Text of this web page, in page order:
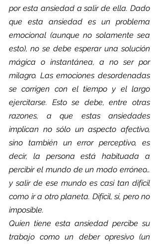
por esta ansiedad a salir de ella. Dado
que esta ansiedad es un problema
emocional (aunque no solamente sea
esto), no se debe esperar una solución
mágica o instantánea, a no ser por
milagro. Las emociones desordenadas
se corrigen con el tiempo y el largo
ejercitarse. Esto se debe, entre otras
razones, a que estas ansiedades
implican no sólo un aspecto afectivo,
sino también un error perceptivo, es
decir, la persona está habituada a
percibir el mundo de un modo erróneo…
y salir de ese mundo es casi tan difícil
como ir a otro planeta. Difícil, sí, pero no
imposible.
Quien tiene esta ansiedad percibe su
trabajo como un deber opresivo (un